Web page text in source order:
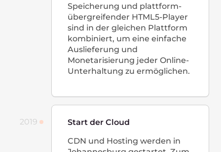
Büro in Deutschland wird
eröffnet
Wir fügen unserem Netzwerk
70 neue PoPs hinzu. Ende 2021
beschäftigt das Unternehmen
Continuous Development